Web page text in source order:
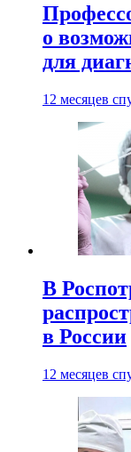
о
для
12 месяцев
В
в России
12 месяцев